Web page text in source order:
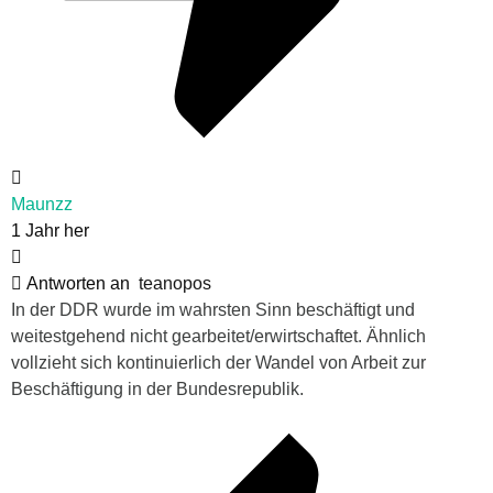
Maunzz
1 Jahr her
Antworten an teanopos
In der DDR wurde im wahrsten Sinn beschäftigt und
weitestgehend nicht gearbeitet/erwirtschaftet. Ähnlich
vollzieht sich kontinuierlich der Wandel von Arbeit zur
Beschäftigung in der Bundesrepublik.